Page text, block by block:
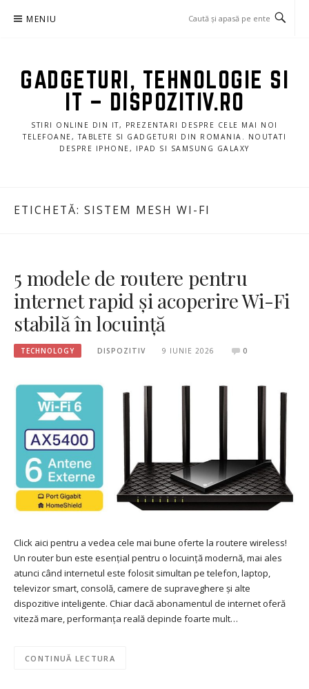
MENIU
GADGETURI, TEHNOLOGIE SI
IT – DISPOZITIV.RO
STIRI ONLINE DIN IT, PREZENTARI DESPRE CELE MAI NOI
TELEFOANE, TABLETE SI GADGETURI DIN ROMANIA. NOUTATI
DESPRE IPHONE, IPAD SI SAMSUNG GALAXY
ETICHETĂ: SISTEM MESH WI-FI
5 modele de routere pentru
internet rapid și acoperire Wi-Fi
stabilă în locuință
TECHNOLOGY DISPOZITIV 9 IUNIE 2026 0
Click aici pentru a vedea cele mai bune oferte la routere wireless!
Un router bun este esențial pentru o locuință modernă, mai ales
atunci când internetul este folosit simultan pe telefon, laptop,
televizor smart, consolă, camere de supraveghere și alte
dispozitive inteligente. Chiar dacă abonamentul de internet oferă
viteză mare, performanța reală depinde foarte mult…
CONTINUĂ LECTURA